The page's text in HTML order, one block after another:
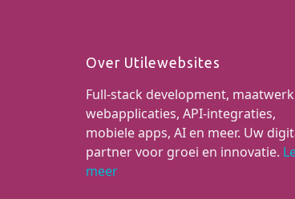
Over Utilewebsites
Full-stack development, maatwerk
webapplicaties, API-integraties,
mobiele apps, AI en meer. Uw
partner voor groei en innovatie.
meer